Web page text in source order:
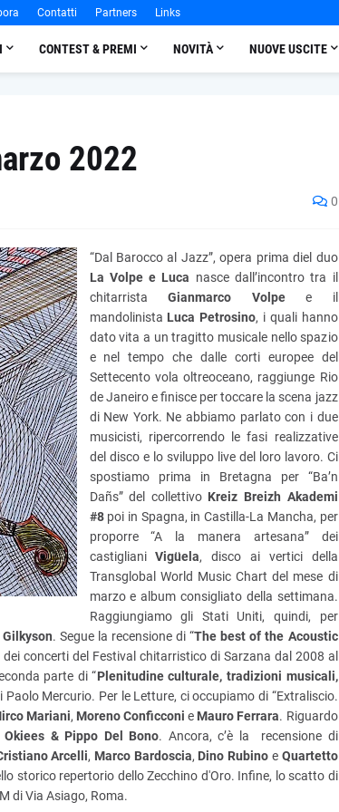
Contatti Partners Links
CONTEST & PREMI NOVITÀ NUOVE USCITE
2022
0
“Dal Barocco al Jazz”, opera prima diel duo
La Volpe e Luca nasce dall’incontro tra il
chitarrista Gianmarco Volpee il
mandolinista Luca Petrosino, i quali hanno
dato vita a un tragitto musicale nello spazio
e nel tempo che dalle corti europee del
Settecento vola oltreoceano, raggiunge Rio
de Janeiro e finisce per toccare la scena jazz
di New York. Ne abbiamo parlato con i due
musicisti, ripercorrendo le fasi realizzative
del disco e lo sviluppo live del loro lavoro. Ci
spostiamo prima in Bretagna per “Ba’n
Dañs” del collettivo Kreiz Breizh Akademi
#8poi in Spagna, in Castilla-La Mancha, per
proporre “A la manera artesana” dei
castiglianiVigüela, disco ai vertici della
Transglobal World Music Chart del mese di
marzo e album consigliato della settimana.
Raggiungiamo gli Stati Uniti, quindi, per
Gilkyson. Segue la recensione di “The best of the Acoustic
concerti del Festival chitarristico di Sarzana dal 2008 al
parte di “Plenitudine culturale, tradizioni musicali,
Paolo Mercurio. Per le Letture, ci occupiamo di “Extraliscio.
Mariani, Moreno Conficconi e Mauro Ferrara. Riguardo
Okiees & Pippo Del Bono. Ancora, c’è la recensione di
Arcelli, Marco Bardoscia, Dino Rubino e Quartetto
storico repertorio dello Zecchino d'Oro. Infine, lo scatto di
di Via Asiago, Roma.